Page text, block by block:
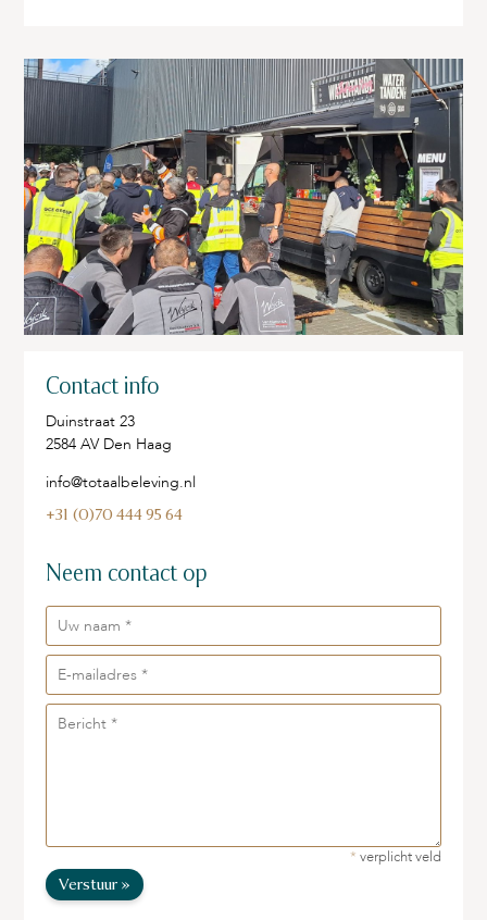
Contact info
Duinstraat 23
2584 AV Den Haag
info@totaalbeleving.nl
+31 (0)70 444 95 64
Neem contact op
* verplicht veld
Verstuur »